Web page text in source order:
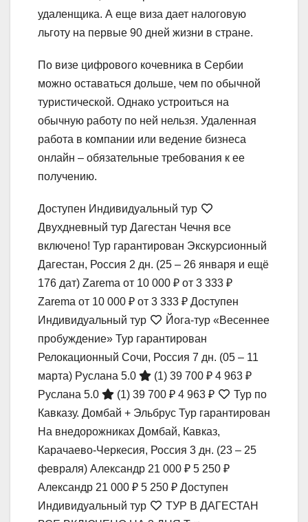
удаленщика. А еще виза дает налоговую
льготу на первые 90 дней жизни в стране.
По визе цифрового кочевника в Сербии
можно оставаться дольше, чем по обычной
туристической. Однако устроиться на
обычную работу по ней нельзя. Удаленная
работа в компании или ведение бизнеса
онлайн – обязательные требования к ее
получению.
Доступен Индивидуальный тур
Двухдневный тур Дагестан Чечня все
включено! Тур гарантирован Экскурсионный
Дагестан, Россия 2 дн. (25 – 26 января и ещё
176 дат) Zarema от 10 000 ₽ от 3 333 ₽
Zarema от 10 000 ₽ от 3 333 ₽ Доступен
Индивидуальный тур
Йога-тур «Весеннее
пробуждение» Тур гарантирован
Релокационный Сочи, Россия 7 дн. (05 – 11
марта) Руслана 5.0 (1) 39 700 ₽ 4 963 ₽
Руслана 5.0
(1) 39 700 ₽ 4 963 ₽
Тур по
Кавказу. Домбай + Эльбрус Тур гарантирован
На внедорожниках Домбай, Кавказ,
Карачаево-Черкесия, Россия 3 дн. (23 – 25
февраля) Александр 21 000 ₽ 5 250 ₽
Александр 21 000 ₽ 5 250 ₽ Доступен
Индивидуальный тур
ТУР В ДАГЕСТАН